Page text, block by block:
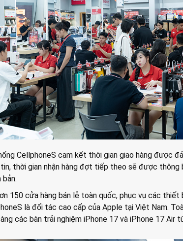
CellphoneS cam kết thời gian giao hàng được
tin, thời gian nhận hàng đợt tiếp theo sẽ được thông
bản.
150 cửa hàng bán lẻ toàn quốc, phục vụ các thiết
là đối tác cao cấp của Apple tại Việt Nam.
các bàn trải nghiệm iPhone 17 và iPhone 17 Air